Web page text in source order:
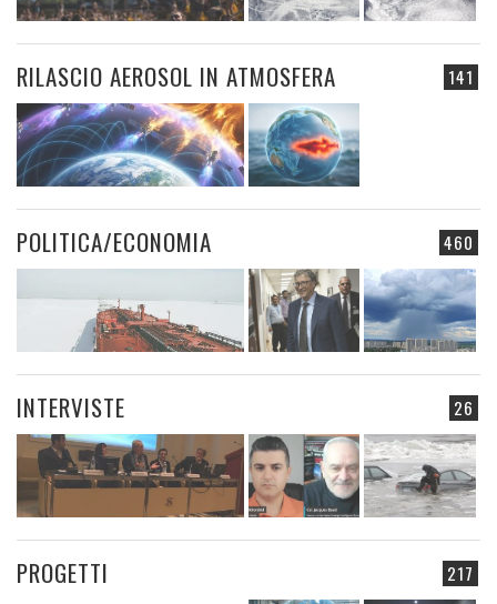
141
RILASCIO AEROSOL IN ATMOSFERA
460
POLITICA/ECONOMIA
26
INTERVISTE
217
PROGETTI